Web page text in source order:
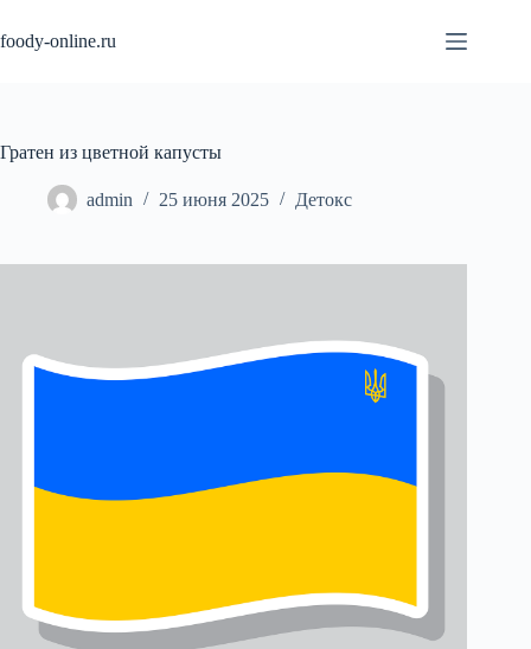
к
сути
foody-online.ru
Гратен из цветной капусты
admin 25 июня 2025 Детокс